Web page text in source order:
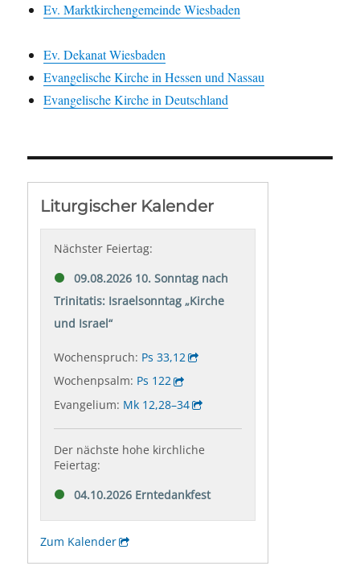
Ev. Marktkirchengemeinde Wiesbaden
Ev. Dekanat Wiesbaden
Evangelische Kirche in Hessen und Nassau
Evangelische Kirche in Deutschland